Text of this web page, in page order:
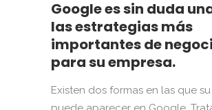
Google es sin duda
las estrategias más
importantes de
para su empresa.
Existen dos formas en las que